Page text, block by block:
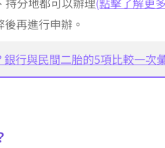
再進行申辦。
行與民間二胎的5項比較一次